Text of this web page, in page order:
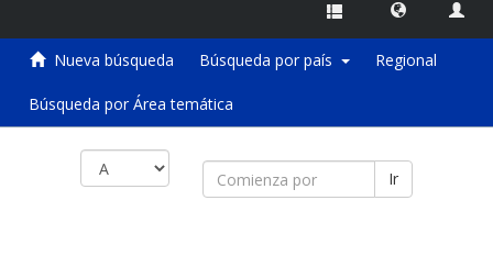
Nueva búsqueda Búsqueda por país Regional
Búsqueda por Área temática
Ir